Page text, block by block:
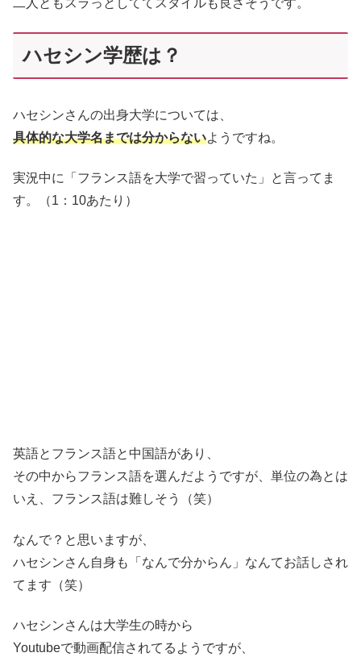
二人ともスラっとしててスタイルも良さそうです。
ハセシン学歴は？
ハセシンさんの出身大学については、
具体的な大学名までは分からないようですね。
実況中に「フランス語を大学で習っていた」と言ってま
す。（1：10あたり）
英語とフランス語と中国語があり、
その中からフランス語を選んだようですが、単位の為とは
いえ、フランス語は難しそう（笑）
なんで？と思いますが、
ハセシンさん自身も「なんで分からん」なんてお話しされ
てます（笑）
ハセシンさんは大学生の時から
Youtubeで動画配信されてるようですが、